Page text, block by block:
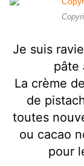
Je suis
pâte
La crème
de
toutes
ou cacao
pour